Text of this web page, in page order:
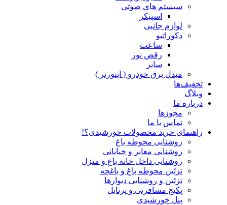
سیستم های صوتی
اسپیکر
لوازم جانبی
دکوراتیو
ساعت
رقص نور
سایر
مبدل برق خودرو ( اینورتر )
تخفیف‌ها
وبلاگ
درباره ما
مجوزها
تماس با ما
راهنمای خرید محصولات خورشیدی؟!
روشنایی محوطه باغ
روشنایی معابر و خیابانی
روشنایی داخل خانه باغ و منزل
تزئین محوطه باغ و باغچه
تزئین و روشنایی دیوارها
پکیج مسافرتی و پرتابل
پنل خورشیدی